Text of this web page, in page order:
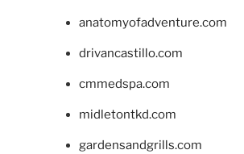
anatomyofadventure.com
drivancastillo.com
cmmedspa.com
midletontkd.com
gardensandgrills.com